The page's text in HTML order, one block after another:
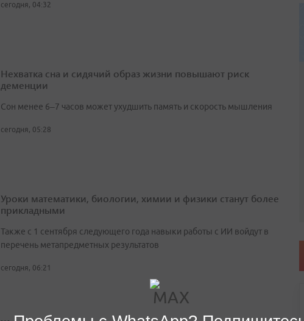
сегодня, 04:32
Нехватка сна и сидячий образ жизни повышают риск
деменции
Сон менее 6–7 часов может ухудшить память и скорость мышления
сегодня, 05:28
Уроки математики, биологии, химии и физики станут более
прикладными
Также с 1 сентября следующего года навыки работы с ИИ войдут в
перечень метапредметных результатов
сегодня, 06:21